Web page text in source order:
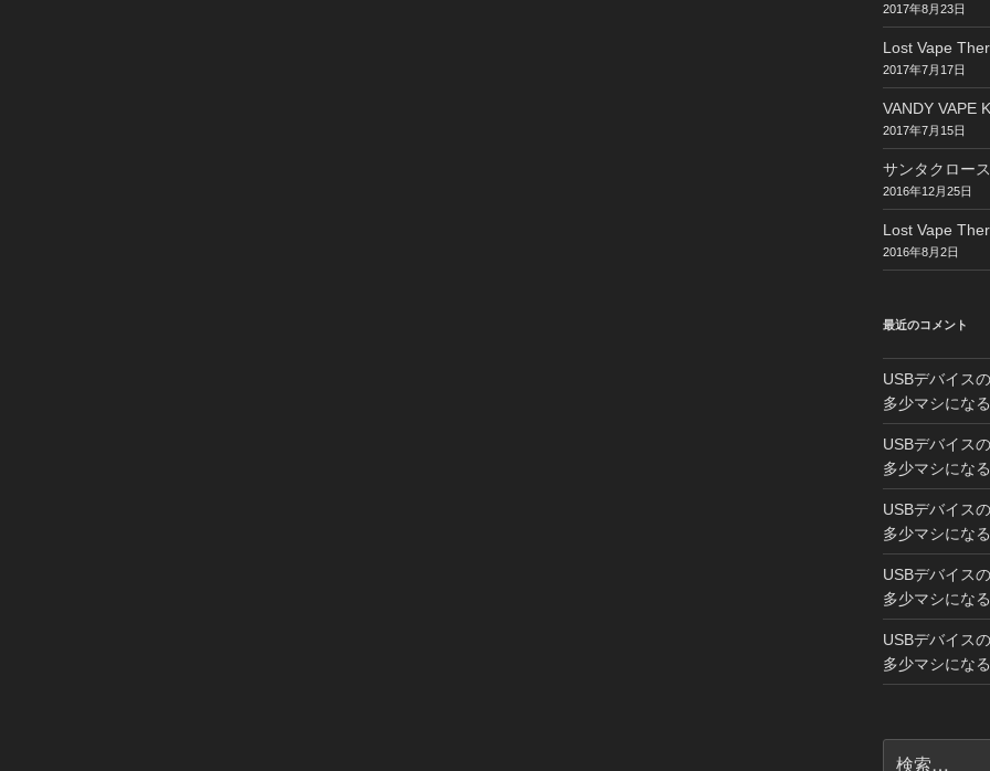
2017年8月23日
Lost Vape
2017年7月17日
VANDY VAPE
2017年7月15日
サンタクロース
2016年12月25日
Lost Vape
2016年8月2日
最近のコメント
USBデバイス
多少マシにな
USBデバイス
多少マシにな
USBデバイス
多少マシにな
USBデバイス
多少マシにな
USBデバイス
多少マシにな